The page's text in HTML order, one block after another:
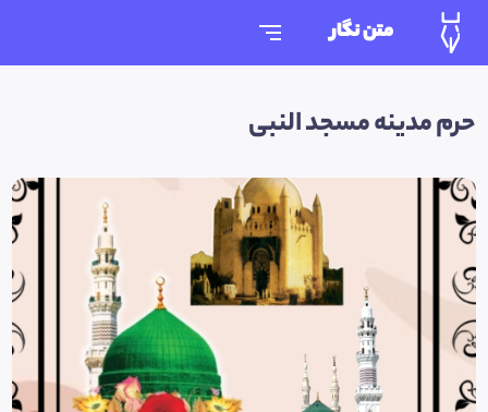
متن نگار
حرم مدینه مسجد النبی